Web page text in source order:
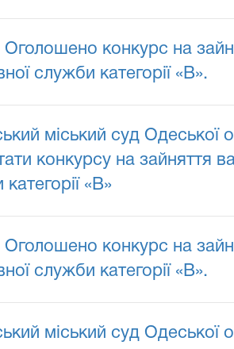
конкурс на
служби категорії «В».
міський суд
конкурсу на зайняття
«В»
конкурс на
служби категорії «В».
міський суд